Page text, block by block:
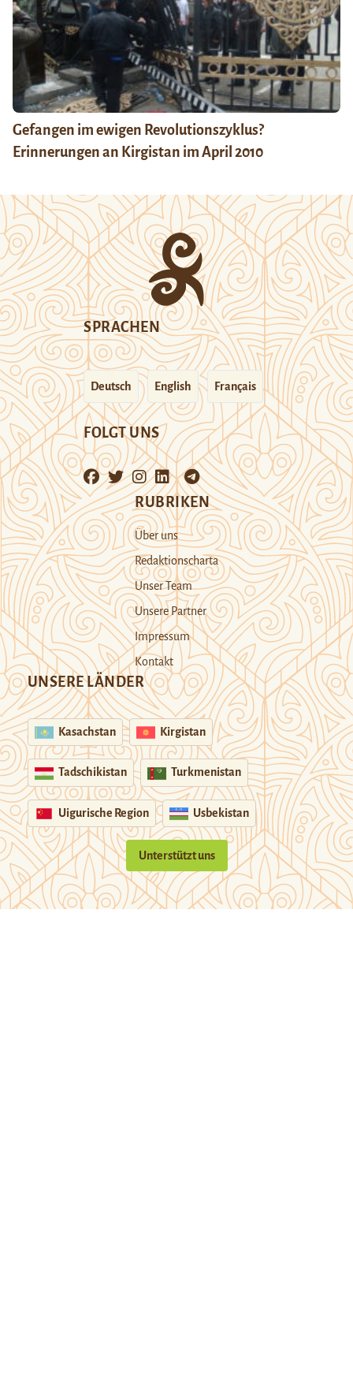
Gefangen im ewigen Revolutionszyklus?
Erinnerungen an Kirgistan im April 2010
SPRACHEN
Deutsch English Français
FOLGT UNS
RUBRIKEN
Über uns
Redaktionscharta
Unser Team
Unsere Partner
Impressum
Kontakt
UNSERE LÄNDER
Kasachstan Kirgistan
Tadschikistan Turkmenistan
Uigurische Region Usbekistan
Unterstützt uns